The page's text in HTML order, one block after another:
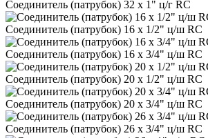
Соединитель (патрубок) 32 х 1" ц/г RC
Соединитель (патрубок) 16 х 1/2" ц/ш RC
Соединитель (патрубок) 16 х 3/4" ц/ш RC
Соединитель (патрубок) 20 х 1/2" ц/ш RC
Соединитель (патрубок) 20 х 3/4" ц/ш RC
Соединитель (патрубок) 26 х 3/4" ц/ш RC